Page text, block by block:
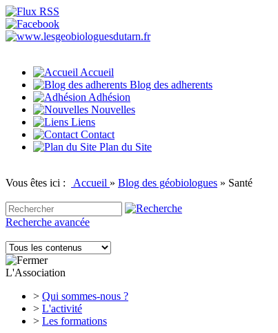
Accueil
Blog des adherents
Adhésion
Nouvelles
Liens
Contact
Plan du Site
Vous êtes ici : Accueil » Blog des géobiologues » Santé
Recherche avancée
L'Association
> Qui sommes-nous ?
> L'activité
> Les formations